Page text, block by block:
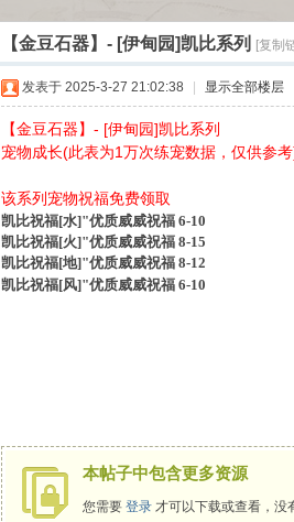
›
【金豆石器】- [伊甸园]凯比系列 [复制
发表于 2025-3-27 21:02:38 显示全部楼层
【金豆石器】- [伊甸园]凯比系列
宠物成长(此表为1万次练宠数据，仅供参
该系列宠物祝福免费领取
凯比祝福[水]"优质威威祝福 6-10
凯比祝福[火]"优质威威祝福 8-15
凯比祝福[地]"优质威威祝福 8-12
凯比祝福[风]"优质威威祝福 6-10
本帖子中包含更多资源
您需要 登录 才可以下载或查看，没